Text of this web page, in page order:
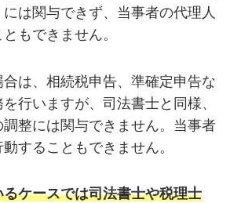
は関与できず、当事者の代理人
もできません。
合は、相続税申告、準確定申告な
行いますが、司法書士と同様、
整には関与できません。当事者
することもできません。
るケースでは司法書士や税理士